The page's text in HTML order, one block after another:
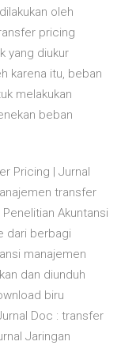
oleh
pricing
yang diukur
karena itu, beban
melakukan
beban
Pricing | Jurnal
transfer
Akuntansi
dari berbagi
manajemen
dan diunduh
biru
Doc : transfer
Jaringan